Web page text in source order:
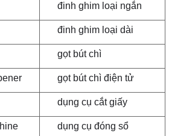
đinh ghim loại ngắn
đinh ghim loại dài
gọt bút chì
gọt bút chì điện tử
dụng cụ cắt giấy
dụng cụ đóng sổ